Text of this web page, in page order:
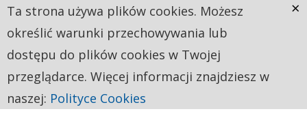
Ta strona używa plików cookies. Możesz
określić warunki przechowywania lub
dostępu do plików cookies w Twojej
przeglądarce. Więcej informacji znajdziesz w
naszej: Polityce Cookies
×